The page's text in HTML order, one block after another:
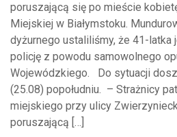
poruszającą się po mieście
Miejskiej w Białymstoku.
dyżurnego ustaliliśmy, że 41-
policję z powodu samowolnego
Wojewódzkiego. Do sytuacji
(25.08) popołudniu. – Strażnicy
miejskiego przy ulicy
poruszającą […]